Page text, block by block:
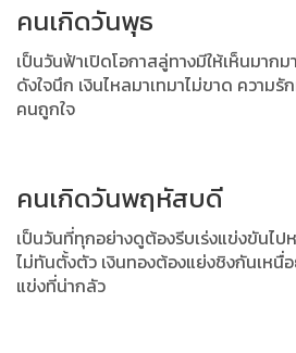
คนเกิดวันพุธ
เป็นวันฟ้าเปิดโอกาสลู่ทางมีให้เห็นมากม
ดังใจนึก เงินไหลมาเทมาไม่ขาด ความรั
คนถูกใจ
คนเกิดวันพฤหัสบดี
เป็นวันที่ทุกอย่างดูต้องรีบเร่งแข่งขันไ
ไม่ทันตั้งตัว เงินทองต้องแย่งชิงกันเหนื่
แข่งที่น่ากลัว